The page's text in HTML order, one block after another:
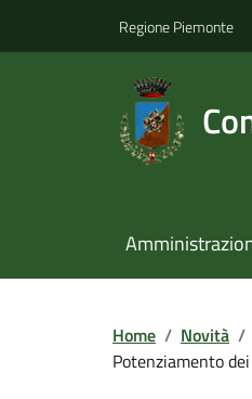
Regione Piemonte
Home / Novità /
Potenziamento